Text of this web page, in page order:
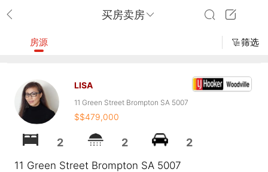
买房卖房
房源 筛选
LISA
11 Green Street Brompton SA 5007
$$479,000
2 2 2
11 Green Street Brompton SA 5007